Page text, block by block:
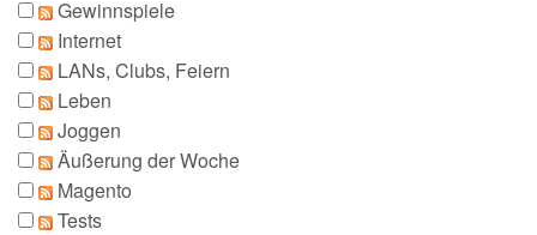
Gewinnspiele
Internet
LANs, Clubs, Feiern
Leben
Joggen
Äußerung der Woche
Magento
Tests